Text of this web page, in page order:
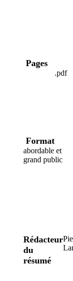
Pages
Format
.pdf
abordable et
grand public
Rédacteur
du
résumé